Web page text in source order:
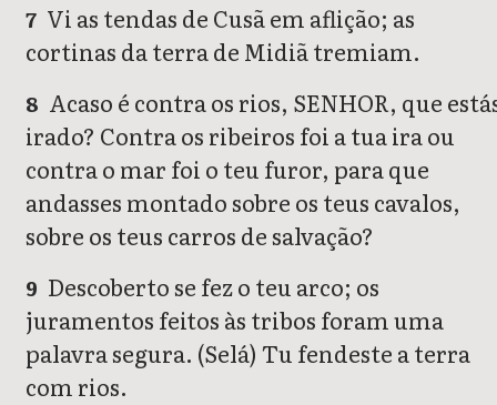
7 Vi as tendas de Cusã em aflição; as
cortinas da terra de Midiã tremiam.
8 Acaso é contra os rios, SENHOR, que
irado? Contra os ribeiros foi a tua ira ou
contra o mar foi o teu furor, para que
andasses montado sobre os teus cavalos,
sobre os teus carros de salvação?
9 Descoberto se fez o teu arco; os
juramentos feitos às tribos foram uma
palavra segura. (Selá) Tu fendeste a terra
com rios.